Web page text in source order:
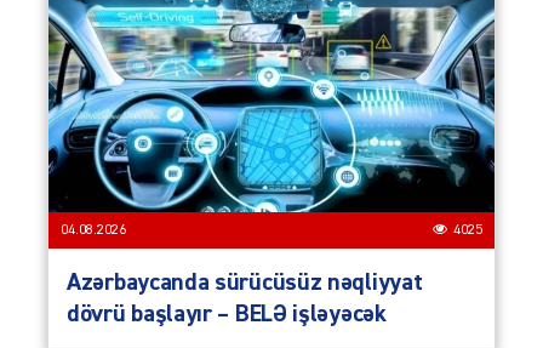
04.08.2026 4025
Azərbaycanda sürücüsüz nəqliyyat
dövrü başlayır – BELƏ işləyəcək